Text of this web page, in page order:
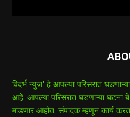
विदर्भ न्युज' हे आपल्या परिसरात
आहे. आपल्या परिसरात घडणाऱ्या घटना
मांडणार आहोत. संपादक म्हणून कार्य